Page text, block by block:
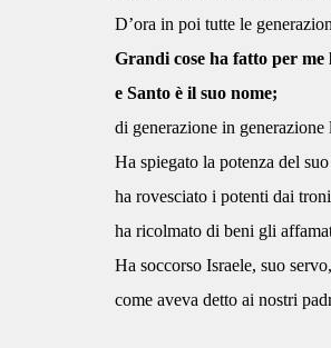
D’ora in poi tutte le
Grandi cose ha fatto per me
e Santo è il suo nome;
di generazione in
Ha spiegato la potenza del
ha rovesciato i potenti dai
ha ricolmato di beni gli
Ha soccorso Israele, suo
come aveva detto ai nostri